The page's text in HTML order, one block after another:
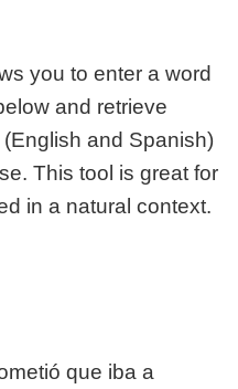
you to enter a word
and retrieve
and Spanish)
This tool is great for
in a natural context.
que iba a